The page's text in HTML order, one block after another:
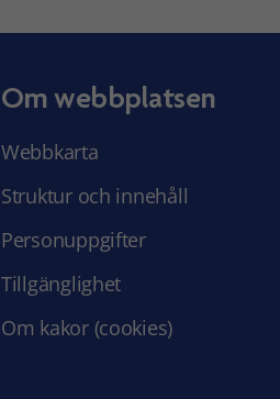
Om webbplatsen
Webbkarta
Struktur och innehåll
Personuppgifter
Tillgänglighet
Om kakor (cookies)